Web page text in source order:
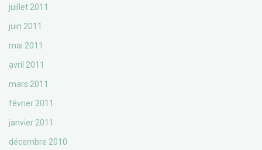
juillet 2011
juin 2011
mai 2011
avril 2011
mars 2011
février 2011
janvier 2011
décembre 2010